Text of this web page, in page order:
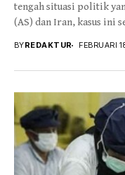
tengah situasi politik
(AS) dan Iran, kasus ini
BYREDAKTUR FEBRUARI